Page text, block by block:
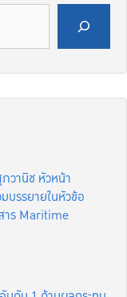
วานิช หัวหน้า
บรรยายในหัวข้อ
าร Maritime